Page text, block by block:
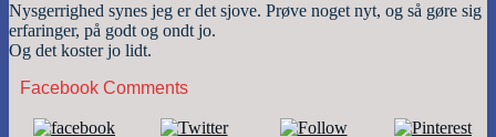
Nysgerrighed synes jeg er det sjove. Prøve noget nyt, og så gøre sig
erfaringer, på godt og ondt jo.
Og det koster jo lidt.
Facebook Comments